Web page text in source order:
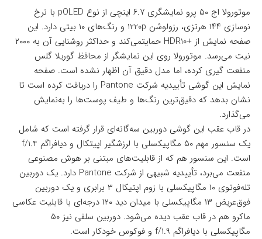
موتورولا اج ۵۰ پرو نمایشگری ۶.۷ اینچی از نوع pOLED با نرخ
نوسازی ۱۴۴ هرتزی، رزولوشن 1220p و رنگ‌های ۱۰ بیتی دارد. این
صفحه نمایش از +HDR10 حمایتمی‌کند و حداکثر روشنایی آن به ۲۰۰۰
نیت می‌رسد. موتورولا روی این نمایشگر از محافظ گوریلا گلس
منفعت گیری کرده، اما مدل دقیق آن اظهار نشده است. صفحه
نمایش این گوشی تأییدیه شرکت Pantone را دریافت کرده است تا
نشان بدهد که دقیق‌ترین رنگ‌ها و طیف پوست‌ها را به‌نمایش
می‌گذارد.
در قاب عقب این گوشی دوربین سه‌گانه‌ای قرار گرفته است که شامل
یک سنسور مهم ۵۰ مگاپیکسلی با لرزشگیر اپیتکال و دیافراگم f/1.4
است. این سنسور هم که از قابلیت‌های مبتنی بر هوش مصنوعی
منفعت می‌برد، تأییدیه شبیهی از شرکت Pantone دارد. یک دوربین
تله‌فوتوی ۱۰ مگاپیکسلی با زوم اپتیکال ۳ برابری و یک دوربین
فوق‌عریض ۱۳ مگاپیکسلی با میدان دید ۱۲۰ درجه‌ای با قابلیت عکاسی
ماکرو هم در قاب عقب دیده می‌شود. دوربین سلفی نیز ۵۰
مگاپیکسلی با دیافراگم f/1.9 و فوکوس خودکار است.